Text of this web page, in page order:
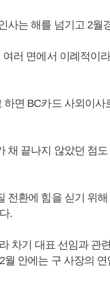
사는 해를 넘기고 2월
러 면에서 이례적이
면 BC카드 사외이사
채 끝나지 않았던 점
전환에 힘을 싣기 위
.
차기 대표 선임과 관
안에는 구 사장의